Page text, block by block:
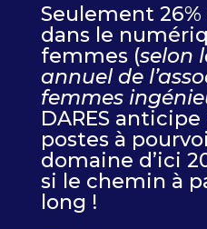
Seulement 26%
dans le
femmes (selon
annuel de
femmes
DARES
postes à
domaine d’ici
si le chemin à
long !